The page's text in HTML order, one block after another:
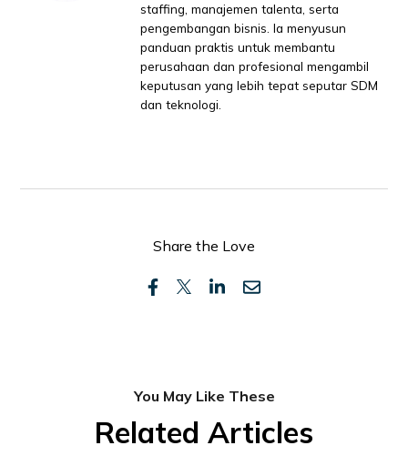
staffing, manajemen talenta, serta
pengembangan bisnis. Ia menyusun
panduan praktis untuk membantu
perusahaan dan profesional mengambil
keputusan yang lebih tepat seputar SDM
dan teknologi.
Share the Love
You May Like These
Related Articles